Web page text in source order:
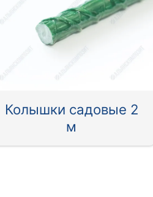
Колышки садовые 2
м